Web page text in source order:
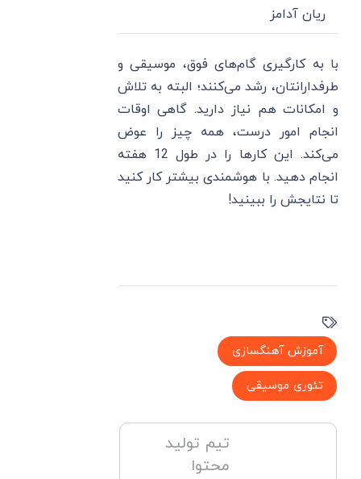
ریان آدامز
با به کارگیری گام‌های فوق، موسیقی و
طرفدارانتان، رشد می‌کنند؛ البته به تلاش
و امکانات هم نیاز دارید. گاهی اوقات
انجام امور درست، همه چیز را عوض
می‌کند. این کارها را در طول 12 هفته
انجام دهید. با هوشمندی بیشتر کار کنید
تا نتایجش را ببینید!
آموزش آهنگسازی
تئوری موسیقی
تیم تولید
محتوا